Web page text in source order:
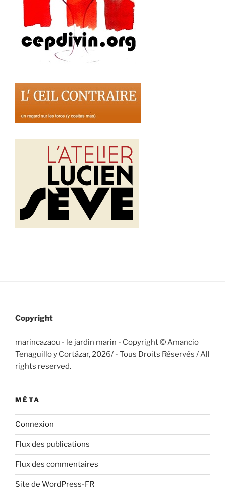
Copyright
marincazaou - le jardin marin - Copyright © Amancio
Tenaguillo y Cortázar, 2026/ - Tous Droits Réservés / All
rights reserved.
MÉTA
Connexion
Flux des publications
Flux des commentaires
Site de WordPress-FR